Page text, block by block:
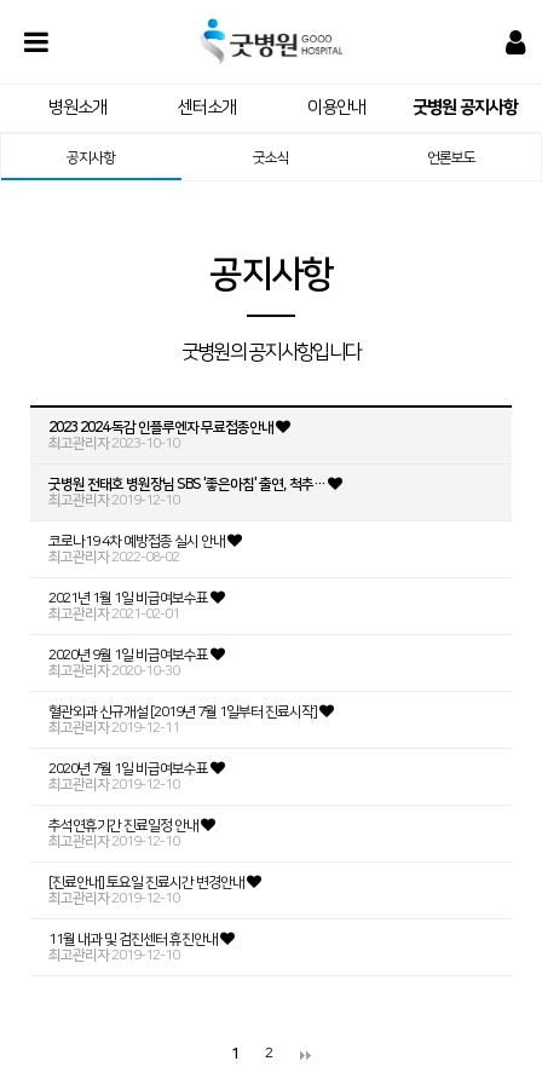
병원소개 센터소개 이용안내 굿병원 공지사항
공지사항 굿소식 언론보도
공지사항
굿병원의 공지사항입니다
2023 2024 독감 인플루엔자 무료접종안내
최고관리자2023-10-10
굿병원 전태호 병원장님 SBS '좋은아침' 출연, 척추…
최고관리자2019-12-10
코로나19 4차 예방접종 실시 안내
최고관리자2022-08-02
2021년 1월 1일 비급여보수표
최고관리자2021-02-01
2020년 9월 1일 비급여보수표
최고관리자2020-10-30
혈관외과 신규개설 [2019년 7월 1일부터 진료시작]
최고관리자2019-12-11
2020년 7월 1일 비급여보수표
최고관리자2019-12-10
추석연휴기간 진료일정 안내
최고관리자2019-12-10
[진료안내] 토요일 진료시간 변경안내
최고관리자2019-12-10
11월 내과 및 검진센터 휴진안내
최고관리자2019-12-10
1 2